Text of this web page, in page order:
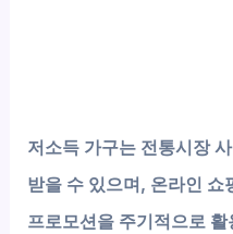
저소득 가구는 전통시장
받을 수 있으며, 온라인
프로모션을 주기적으로